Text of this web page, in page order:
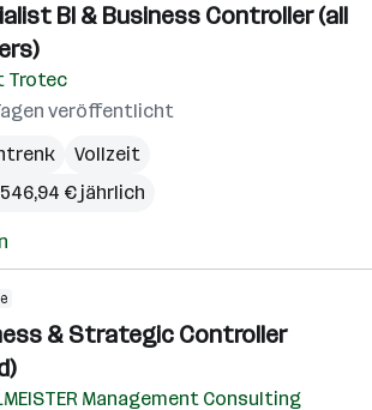
BI & Business Controller (all
Trotec
veröffentlicht
Vollzeit
€ jährlich
& Strategic Controller
Management Consulting